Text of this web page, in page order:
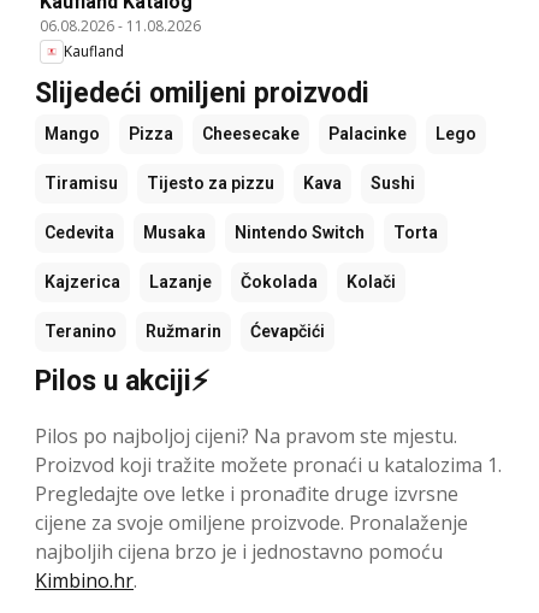
06.08.2026- 11.08.2026
Kaufland
Slijedeći omiljeni proizvodi
Mango Pizza Cheesecake Palacinke Lego
Tiramisu Tijesto za pizzu Kava Sushi
Cedevita Musaka Nintendo Switch Torta
Kajzerica Lazanje Čokolada Kolači
Teranino Ružmarin Ćevapčići
Pilos u akciji⚡
Pilos po najboljoj cijeni? Na pravom ste mjestu.
Proizvod koji tražite možete pronaći u katalozima 1.
Pregledajte ove letke i pronađite druge izvrsne
cijene za svoje omiljene proizvode. Pronalaženje
najboljih cijena brzo je i jednostavno pomoću
Kimbino.hr.